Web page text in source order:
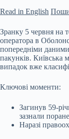
Read in English
Зранку 5 червня на
оператора в
попередніми даними,
пакунків. Київська
випадок вже
Ключові моменти:
Загинув 59-
зазнали
Наразі